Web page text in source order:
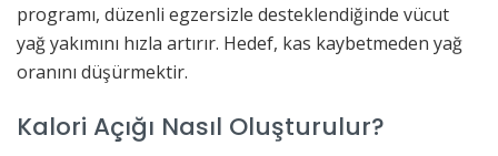
programı, düzenli egzersizle desteklendiğinde vücut
yağ yakımını hızla artırır. Hedef, kas kaybetmeden yağ
oranını düşürmektir.
Kalori Açığı Nasıl Oluşturulur?